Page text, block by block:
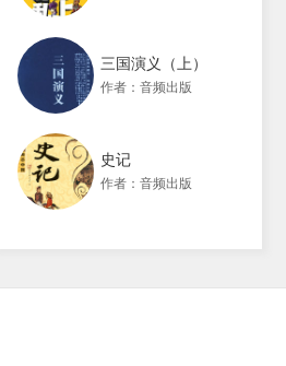
三国演义（上）
作者：音频出版
史记
作者：音频出版